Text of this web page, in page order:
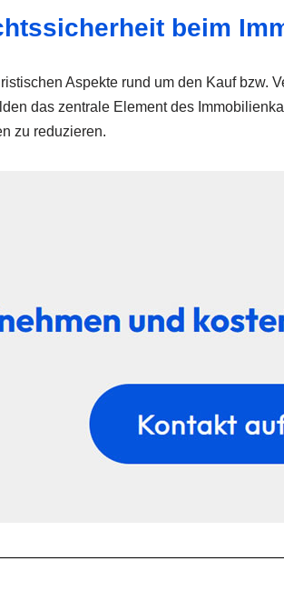
beim
Aspekte rund um den Kauf
das zentrale Element des
zu reduzieren.